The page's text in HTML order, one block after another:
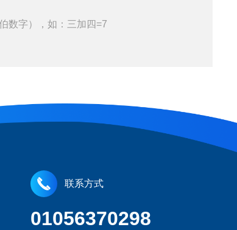
数字），如：三加四=7
联系方式
01056370298